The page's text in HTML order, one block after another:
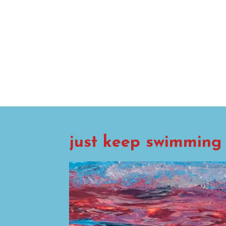
just keep swimming